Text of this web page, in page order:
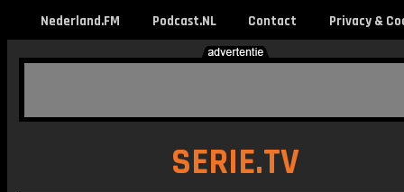
Nederland.FM Podcast.NL Contact Privacy &
SERIE.TV